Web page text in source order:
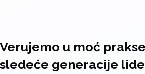
Verujemo u moć
sledeće generacije